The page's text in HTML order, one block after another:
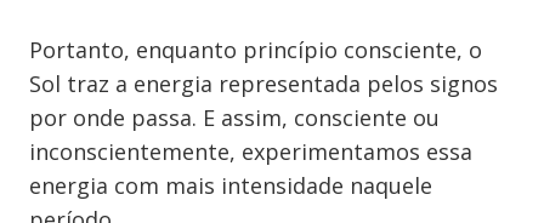
Portanto, enquanto princípio consciente, o
Sol traz a energia representada pelos signos
por onde passa. E assim, consciente ou
inconscientemente, experimentamos essa
energia com mais intensidade naquele